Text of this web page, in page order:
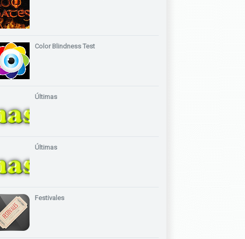
Color Blindness Test
Últimas
Últimas
Festivales